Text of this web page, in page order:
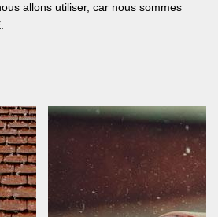
allons utiliser, car nous sommes